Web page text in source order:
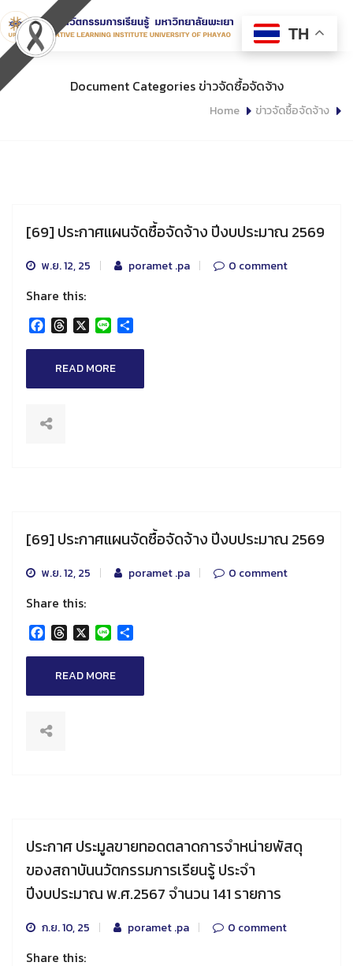
Document Categories ข่าวจัดซื้อจัดจ้าง
Home ข่าวจัดซื้อจัดจ้าง
[69] ประกาศแผนจัดซื้อจัดจ้าง ปีงบประมาณ 2569
พ.ย. 12, 25 poramet .pa 0 comment
Share this:
Facebook
Threads
X Line
READ MORE
[69] ประกาศแผนจัดซื้อจัดจ้าง ปีงบประมาณ 2569
พ.ย. 12, 25 poramet .pa 0 comment
Share this:
Facebook
Threads
X Line
READ MORE
ประกาศ ประมูลขายทอดตลาดการจำหน่ายพัสดุ
ของสถาบันนวัตกรรมการเรียนรู้ ประจำ
ปีงบประมาณ พ.ศ.2567 จำนวน 141 รายการ
ก.ย. 10, 25 poramet .pa 0 comment
Share this:
TH